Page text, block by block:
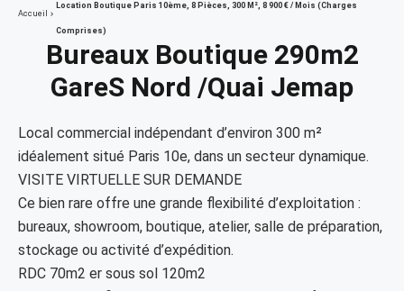
Accueil
Location Boutique Paris 10ème, 8 Pièces, 300 M², 8 900 € / Mois (Charges
Comprises)
Bureaux Boutique 290m2
GareS Nord /Quai Jemap
Local commercial indépendant d’environ 300 m²
idéalement situé Paris 10e, dans un secteur dynamique.
VISITE VIRTUELLE SUR DEMANDE
Ce bien rare offre une grande flexibilité d’exploitation :
bureaux, showroom, boutique, atelier, salle de préparation,
stockage ou activité d’expédition.
RDC 70m2 er sous sol 120m2